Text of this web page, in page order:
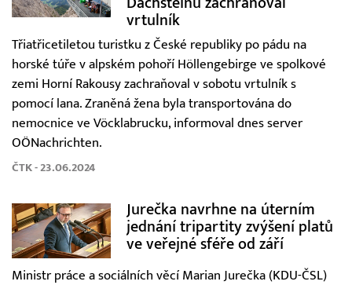
vrtulník
Třiatřicetiletou turistku z České republiky po pádu na
horské túře v alpském pohoří Höllengebirge ve spolkové
zemi Horní Rakousy zachraňoval v sobotu vrtulník s
pomocí lana. Zraněná žena byla transportována do
nemocnice ve Vöcklabrucku, informoval dnes server
OÖNachrichten.
ČTK - 23.06.2024
Jurečka navrhne na úterním
jednání tripartity zvýšení platů
ve veřejné sféře od září
Ministr práce a sociálních věcí Marian Jurečka (KDU-ČSL)